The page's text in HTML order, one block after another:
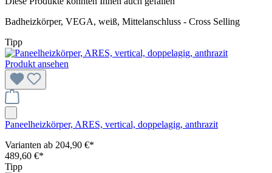
Badheizkörper, VEGA, weiß, Mittelanschluss - Cross Selling
Tipp
Produkt ansehen
Paneelheizkörper, ARES, vertical, doppelagig, anthrazit
Varianten ab 204,90 €*
489,60 €*
Tipp